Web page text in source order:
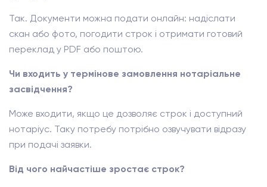
Так. Документи можна подати онлайн: надіслати
скан або фото, погодити строк і отримати готовий
переклад у PDF або поштою.
Чи входить у термінове замовлення нотаріальне
засвідчення?
Може входити, якщо це дозволяє строк і доступний
нотаріус. Таку потребу потрібно озвучувати відразу
при подачі заявки.
Від чого найчастіше зростає строк?